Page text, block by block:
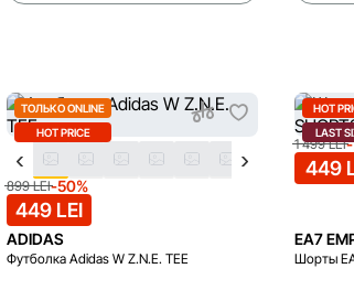
ТОЛЬКО ONLINE
HOT PRICE
899 LEI-50%
449 LEI
ADIDAS
Футболка Adidas W Z.N.E. TEE
HOT
LAST
1 499 LEI
449
EA7
Шорты